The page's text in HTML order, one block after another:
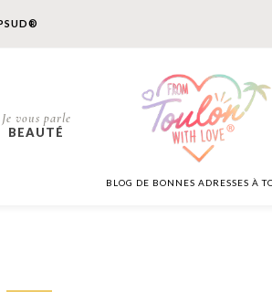
Je vous parle
BEAUTÉ
BLOG DE BONNES ADRESSES À